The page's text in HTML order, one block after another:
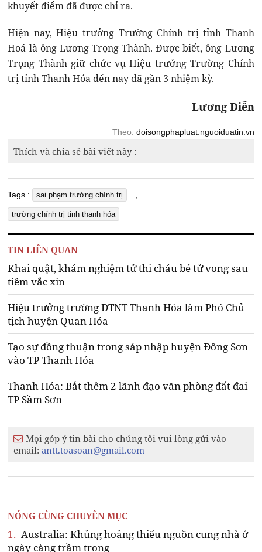
khuyết điểm đã được chỉ ra.
Hiện nay, Hiệu trưởng Trường Chính trị tỉnh Thanh
Hoá là ông Lương Trọng Thành. Được biết, ông Lương
Trọng Thành giữ chức vụ Hiệu trưởng Trường Chính
trị tỉnh Thanh Hóa đến nay đã gần 3 nhiệm kỳ.
Lương Diễn
Theo: doisongphapluat.nguoiduatin.vn
Thích và chia sẻ bài viết này :
Tags : sai phạm trường chính trị
trường chính trị tỉnh thanh hóa
TIN LIÊN QUAN
Khai quật, khám nghiệm tử thi cháu bé tử vong sau
tiêm vắc xin
Hiệu trưởng trường DTNT Thanh Hóa làm Phó Chủ
tịch huyện Quan Hóa
Tạo sự đồng thuận trong sáp nhập huyện Đông Sơn
vào TP Thanh Hóa
Thanh Hóa: Bắt thêm 2 lãnh đạo văn phòng đất đai
TP Sầm Sơn
Mọi góp ý tin bài cho chúng tôi vui lòng gửi vào
email:antt.toasoan@gmail.com
NÓNG CÙNG CHUYÊN MỤC
1. Australia: Khủng hoảng thiếu nguồn cung nhà ở
ngày càng trầm trọng